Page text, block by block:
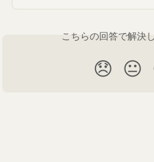
こちらの回答で解決
😞 😐